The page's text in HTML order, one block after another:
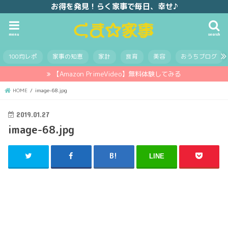
お得を発見！らく家事で毎日、幸せ♪
search
menu
100均レポ 家事の知恵 家計 食育 美容 おうちブログ
【Amazon PrimeVideo】無料体験してみる
HOME image-68.jpg
2019.01.27
image-68.jpg
LINE